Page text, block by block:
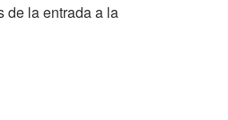
de la entrada a la